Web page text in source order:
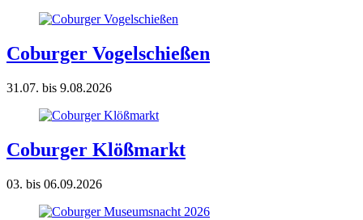
Coburger Vogelschießen
31.07. bis 9.08.2026
Coburger Klößmarkt
03. bis 06.09.2026